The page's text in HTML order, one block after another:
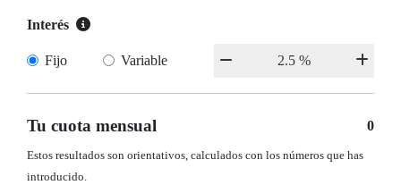
Interés
Fijo Variable
Tu cuota mensual 0
Estos resultados son orientativos, calculados con los números que has
introducido.